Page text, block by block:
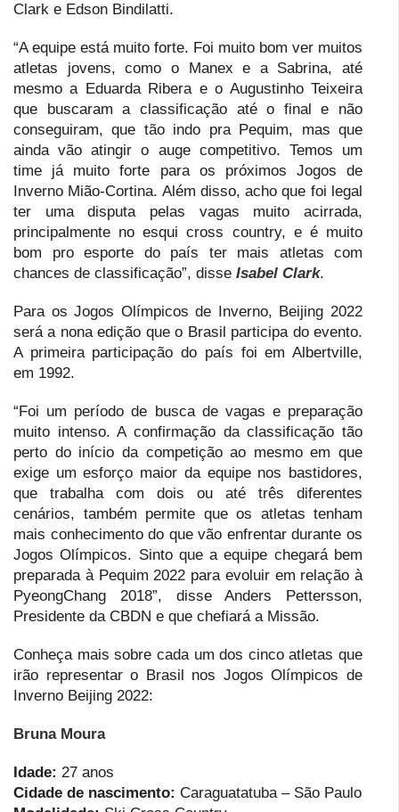
Clark e Edson Bindilatti.
“A equipe está muito forte. Foi muito bom ver muitos
atletas jovens, como o Manex e a Sabrina, até
mesmo a Eduarda Ribera e o Augustinho Teixeira
que buscaram a classificação até o final e não
conseguiram, que tão indo pra Pequim, mas que
ainda vão atingir o auge competitivo. Temos um
time já muito forte para os próximos Jogos de
Inverno Mião-Cortina. Além disso, acho que foi legal
ter uma disputa pelas vagas muito acirrada,
principalmente no esqui cross country, e é muito
bom pro esporte do país ter mais atletas com
chances de classificação”, disse Isabel Clark.
Para os Jogos Olímpicos de Inverno, Beijing 2022
será a nona edição que o Brasil participa do evento.
A primeira participação do país foi em Albertville,
em 1992.
“Foi um período de busca de vagas e preparação
muito intenso. A confirmação da classificação tão
perto do início da competição ao mesmo em que
exige um esforço maior da equipe nos bastidores,
que trabalha com dois ou até três diferentes
cenários, também permite que os atletas tenham
mais conhecimento do que vão enfrentar durante os
Jogos Olímpicos. Sinto que a equipe chegará bem
preparada à Pequim 2022 para evoluir em relação à
PyeongChang 2018”, disse Anders Pettersson,
Presidente da CBDN e que chefiará a Missão.
Conheça mais sobre cada um dos cinco atletas que
irão representar o Brasil nos Jogos Olímpicos de
Inverno Beijing 2022:
Bruna Moura
Idade: 27 anos
Cidade de nascimento: Caraguatatuba – São Paulo